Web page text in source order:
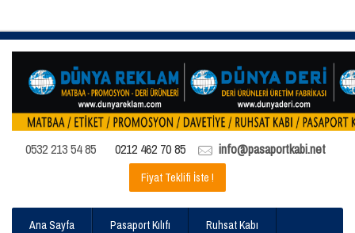
0532 213 54 85 0212 462 70 85 info@pasaportkabi.net
Fiyat Teklifi İste !
Ana Sayfa Pasaport Kılıfı Ruhsat Kabı